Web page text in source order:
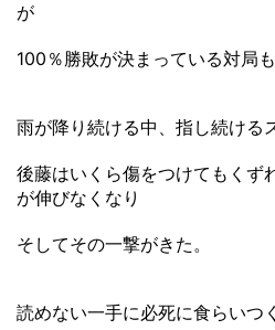
が
100％勝敗が決まっている対局
雨が降り続ける中、指し続ける
後藤はいくら傷をつけてもくず
が伸びなくなり
そしてその一撃がきた。
読めない一手に必死に食らいつ